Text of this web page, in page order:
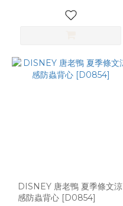
DISNEY 唐老鴨 夏季條文涼
感防蟲背心 [D0854]